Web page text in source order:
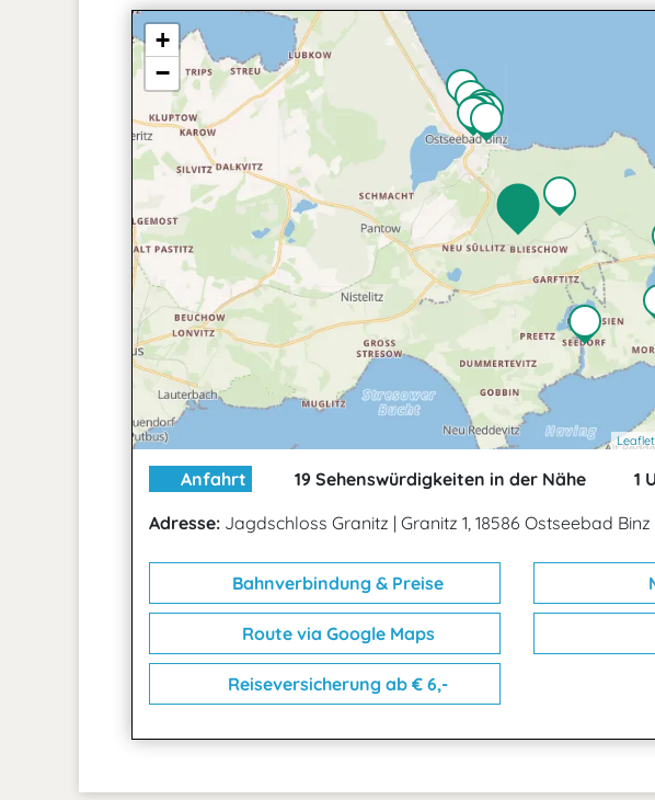
+
−
Leaflet
Anfahrt 19 Sehenswürdigkeiten in der Nähe
1
Adresse: Jagdschloss Granitz | Granitz 1, 18586 Ostseebad Binz
Bahnverbindung & Preise
Route via Google Maps
Reiseversicherung ab € 6,-